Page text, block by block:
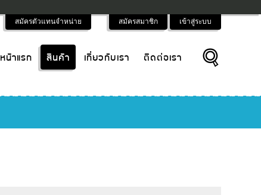
สมัครตัวแทนจำหน่าย สมัครสมาชิก เข้าสู่ระบบ
หน้าแรก สินค้า เกี่ยวกับเรา ติดต่อเรา